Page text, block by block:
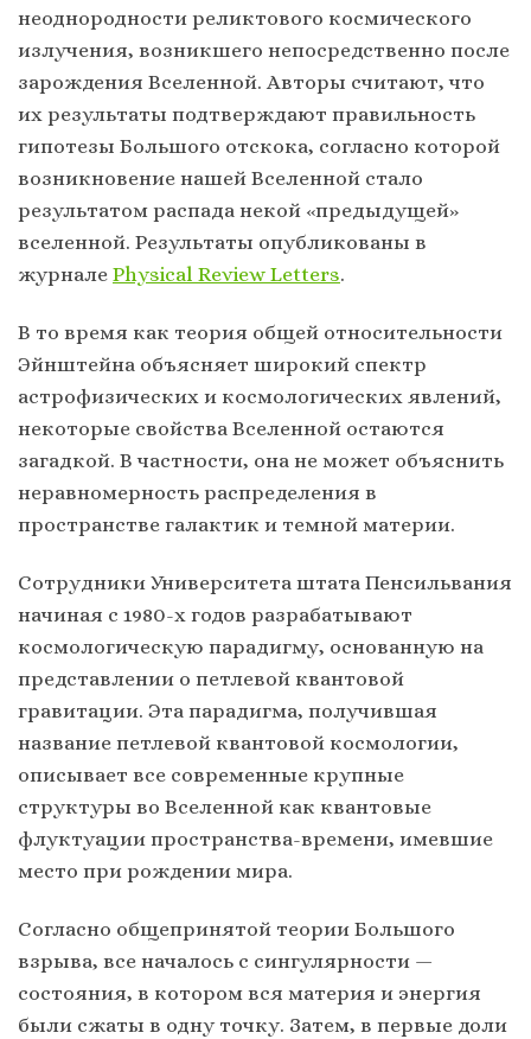
неоднородности реликтового космического
излучения, возникшего непосредственно после
зарождения Вселенной. Авторы считают, что
их результаты подтверждают правильность
гипотезы Большого отскока, согласно которой
возникновение нашей Вселенной стало
результатом распада некой «предыдущей»
вселенной. Результаты опубликованы в
журнале Physical Review Letters.
В то время как теория общей относительности
Эйнштейна объясняет широкий спектр
астрофизических и космологических явлений,
некоторые свойства Вселенной остаются
загадкой. В частности, она не может объяснить
неравномерность распределения в
пространстве галактик и темной материи.
Сотрудники Университета штата Пенсильвания
начиная с 1980-х годов разрабатывают
космологическую парадигму, основанную на
представлении о петлевой квантовой
гравитации. Эта парадигма, получившая
название петлевой квантовой космологии,
описывает все современные крупные
структуры во Вселенной как квантовые
флуктуации пространства-времени, имевшие
место при рождении мира.
Согласно общепринятой теории Большого
взрыва, все началось с сингулярности —
состояния, в котором вся материя и энергия
были сжаты в одну точку. Затем, в первые доли